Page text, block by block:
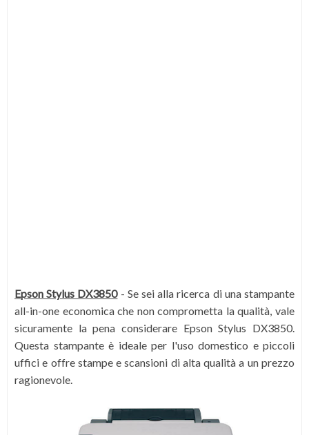
Epson Stylus DX3850- Se sei alla ricerca di una stampante
all-in-one economica che non comprometta la qualità, vale
sicuramente la pena considerare Epson Stylus DX3850.
Questa stampante è ideale per l'uso domestico e piccoli
uffici e offre stampe e scansioni di alta qualità a un prezzo
ragionevole.